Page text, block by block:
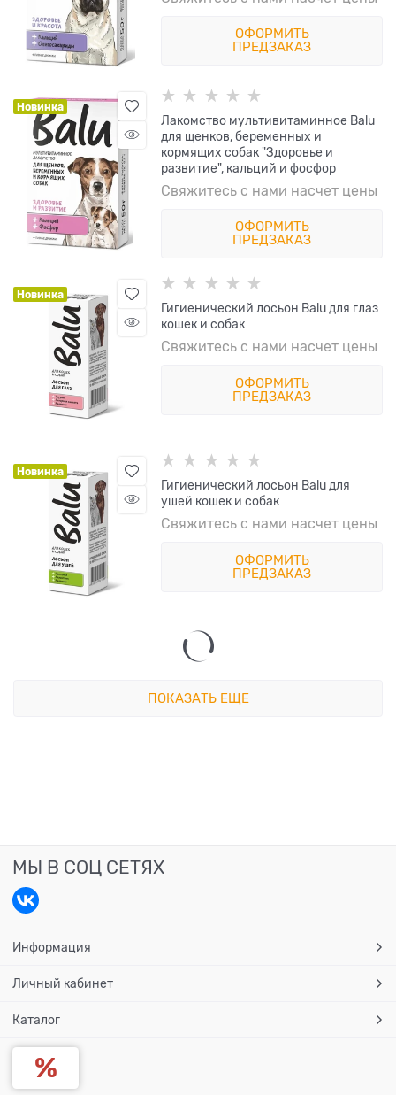
ОФОРМИТЬ
ПРЕДЗАКАЗ
Новинка
Лакомство мультивитаминное Balu
для щенков, беременных и
кормящих собак "Здоровье и
развитие", кальций и фосфор
Свяжитесь с нами насчет цены
ОФОРМИТЬ
ПРЕДЗАКАЗ
Новинка
Гигиенический лосьон Balu для глаз
кошек и собак
Свяжитесь с нами насчет цены
ОФОРМИТЬ
ПРЕДЗАКАЗ
Новинка
Гигиенический лосьон Balu для
ушей кошек и собак
Свяжитесь с нами насчет цены
ОФОРМИТЬ
ПРЕДЗАКАЗ
ПОКАЗАТЬ ЕЩЕ
МЫ В СОЦ СЕТЯХ
Информация
Личный кабинет
Каталог